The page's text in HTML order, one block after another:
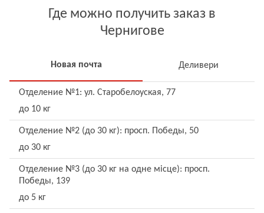
Где можно получить заказ в
Чернигове
Новая почта Деливери
Отделение №1: ул. Старобелоуская, 77
до 10 кг
Отделение №2 (до 30 кг): просп. Победы, 50
до 30 кг
Отделение №3 (до 30 кг на одне місце): просп.
Победы, 139
до 5 кг